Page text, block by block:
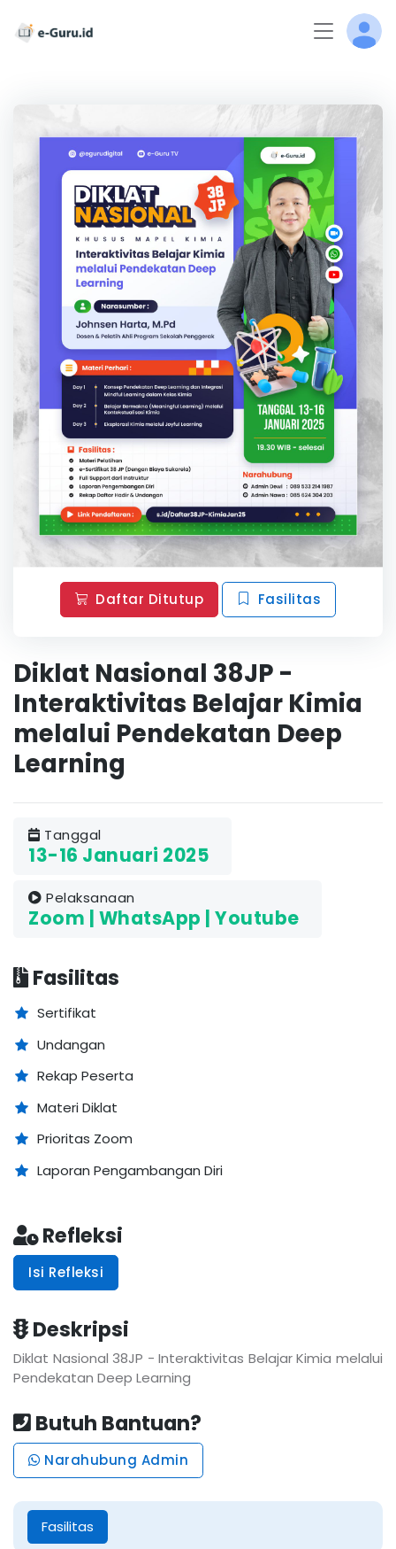
Daftar Ditutup Fasilitas
Diklat Nasional 38JP -
Interaktivitas Belajar Kimia
melalui Pendekatan Deep
Learning
Tanggal
13-16 Januari 2025
Pelaksanaan
Zoom | WhatsApp | Youtube
Fasilitas
Sertifikat
Undangan
Rekap Peserta
Materi Diklat
Prioritas Zoom
Laporan Pengambangan Diri
Refleksi
Isi Refleksi
Deskripsi
Diklat Nasional 38JP - Interaktivitas Belajar Kimia melalui
Pendekatan Deep Learning
Butuh Bantuan?
Narahubung Admin
Fasilitas